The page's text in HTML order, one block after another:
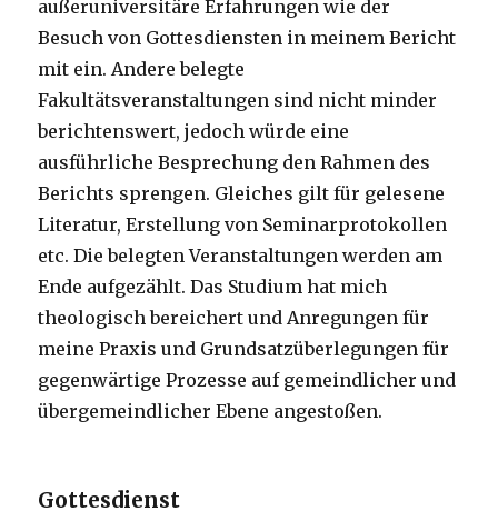
außeruniversitäre Erfahrungen wie der
Besuch von Gottesdiensten in meinem Bericht
mit ein. Andere belegte
Fakultätsveranstaltungen sind nicht minder
berichtenswert, jedoch würde eine
ausführliche Besprechung den Rahmen des
Berichts sprengen. Gleiches gilt für gelesene
Literatur, Erstellung von Seminarprotokollen
etc. Die belegten Veranstaltungen werden am
Ende aufgezählt. Das Studium hat mich
theologisch bereichert und Anregungen für
meine Praxis und Grundsatzüberlegungen für
gegenwärtige Prozesse auf gemeindlicher und
übergemeindlicher Ebene angestoßen.
Gottesdienst